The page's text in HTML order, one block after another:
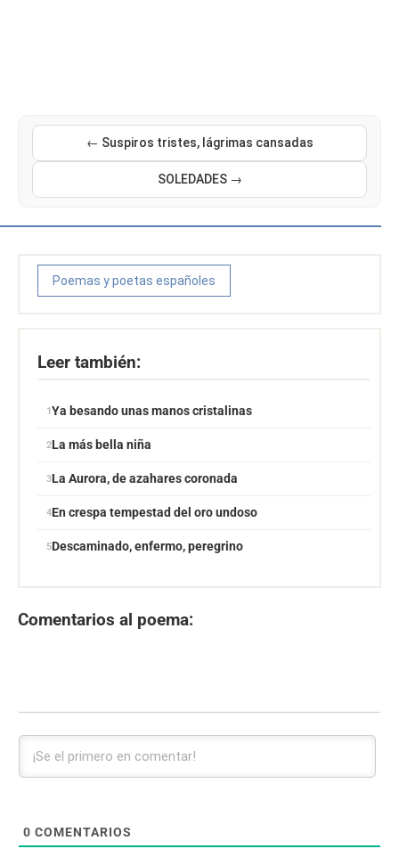
← Suspiros tristes, lágrimas cansadas
SOLEDADES →
Poemas y poetas españoles
Leer también:
Ya besando unas manos cristalinas
La más bella niña
La Aurora, de azahares coronada
En crespa tempestad del oro undoso
Descaminado, enfermo, peregrino
Comentarios al poema:
0 COMENTARIOS